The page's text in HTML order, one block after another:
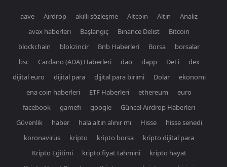
aave Airdrop akıllı sözleşme Altcoin Altın
Analiz
avax haberleri
Başlangıç Binance Delist
Bitcoin
blockchain
blokzincir Bnb Haberleri Borsa
borsalar
bsc
Cardano (ADA) Haberleri dao dapp DeFi
dex
dijital euro
dijital para dijital para birimi Dolar
ekonomi
ena coin haberleri
ETF Haberleri ethereum
euro
facebook
gamefi google
Güncel Airdrop Haberleri
Güvenlik
haber hala altın alınır mı Hisse
hisse senedi
koronavirüs
kripto kripto borsa
kripto dijital para
Kripto Eğitimi
kripto fiyat tahmini
kripto hayat